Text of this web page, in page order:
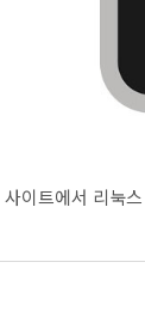
사이트에서 리눅